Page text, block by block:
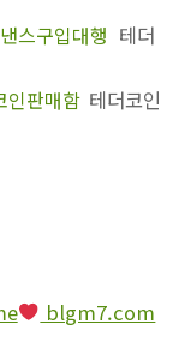
스구입대행 테더
인판매함 테더코인
blgm7.com